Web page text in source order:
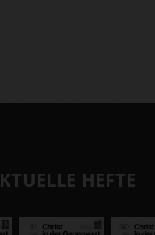
HEFTE